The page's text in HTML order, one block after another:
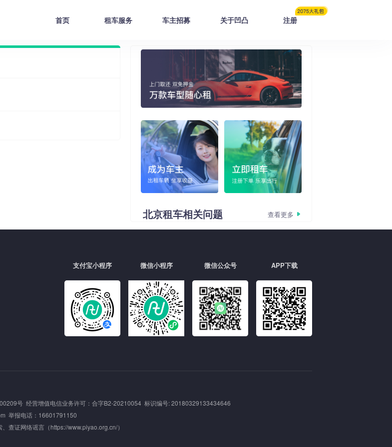
首页 租车服务 车主招募 关于凹凸 注册
北京租车相关问题 查看更多
支付宝小程序 微信小程序 微信公众号 APP下载
号 经营增值电信业务许可：合字B2-20210054 标识编号: 20180329133434646
举报电话：16601791150
查证网络谣言（https://www.piyao.org.cn/）